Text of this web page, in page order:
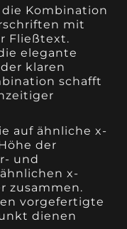
Kombination
mit
Fließtext.
elegante
klaren
schafft
auf ähnliche x-
der
und
x-
zusammen.
vorgefertigte
dienen